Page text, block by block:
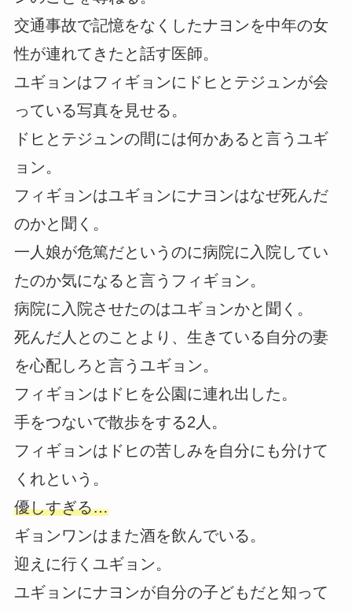
交通事故で記憶をなくしたナヨンを中年の女
性が連れてきたと話す医師。
ユギョンはフィギョンにドヒとテジュンが会
っている写真を見せる。
ドヒとテジュンの間には何かあると言うユギ
ョン。
フィギョンはユギョンにナヨンはなぜ死んだ
のかと聞く。
一人娘が危篤だというのに病院に入院してい
たのか気になると言うフィギョン。
病院に入院させたのはユギョンかと聞く。
死んだ人とのことより、生きている自分の妻
を心配しろと言うユギョン。
フィギョンはドヒを公園に連れ出した。
手をつないで散歩をする2人。
フィギョンはドヒの苦しみを自分にも分けて
くれという。
優しすぎる…
ギョンワンはまた酒を飲んでいる。
迎えに行くユギョン。
ユギョンにナヨンが自分の子どもだと知って